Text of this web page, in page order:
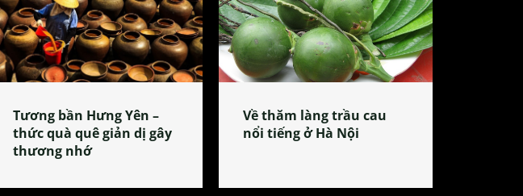
Tương bần Hưng Yên –
thức quà quê giản dị gây
thương nhớ
Về thăm làng trầu cau
nổi tiếng ở Hà Nội